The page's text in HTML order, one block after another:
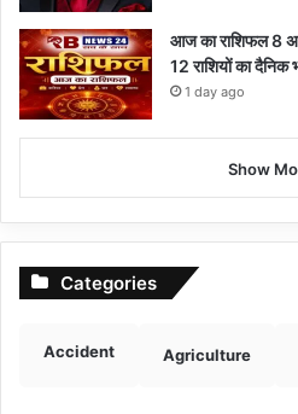
आज का राशिफल 8
12 राशियों का दैनिक
1 day ago
Show
Categories
Accident Agriculture